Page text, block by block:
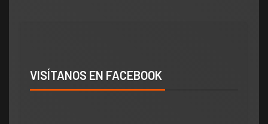
VISÍTANOS EN FACEBOOK